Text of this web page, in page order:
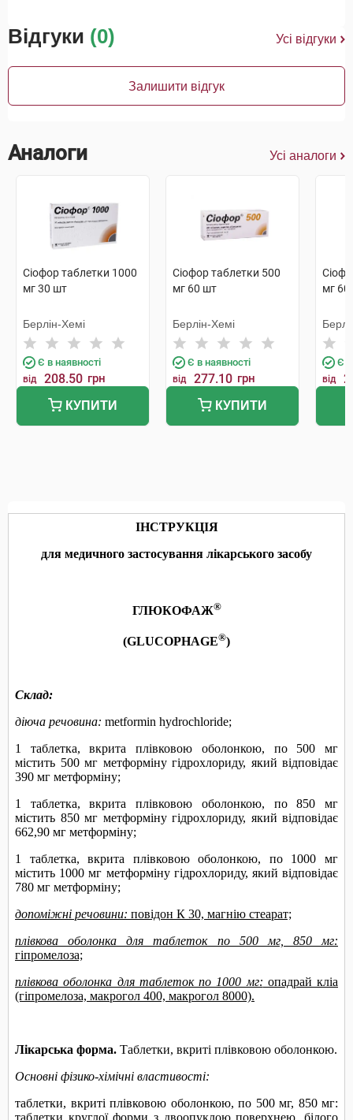
Відгуки (0) Усі відгуки
Залишити відгук
Аналоги Усі аналоги
Сіофор таблетки 1000
мг 30 шт
Берлін-Хемі
Є в наявності
від 208.50 грн
КУПИТИ
Сіофор таблетки 500
мг 60 шт
Берлін-Хемі
Є в наявності
від 277.10 грн
КУПИТИ
мг
Є в
від